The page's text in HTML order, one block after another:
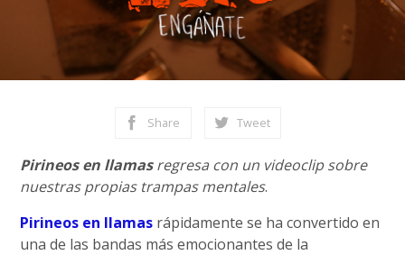
Share Tweet
Pirineos en llamas regresa con un videoclip sobre
nuestras propias trampas mentales.
Pirineos en llamas rápidamente se ha convertido en
una de las bandas más emocionantes de la